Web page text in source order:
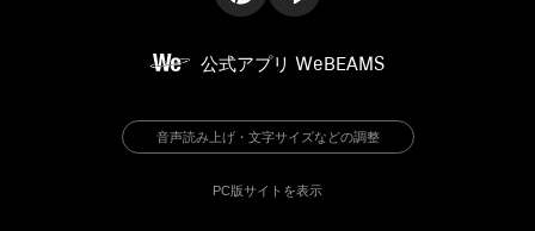
公式アプリ WeBEAMS
音声読み上げ・文字サイズなどの調整
PC版サイトを表示